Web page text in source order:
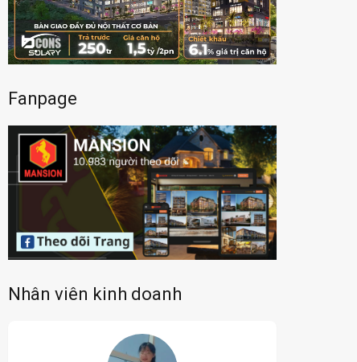
Fanpage
Nhân viên kinh doanh